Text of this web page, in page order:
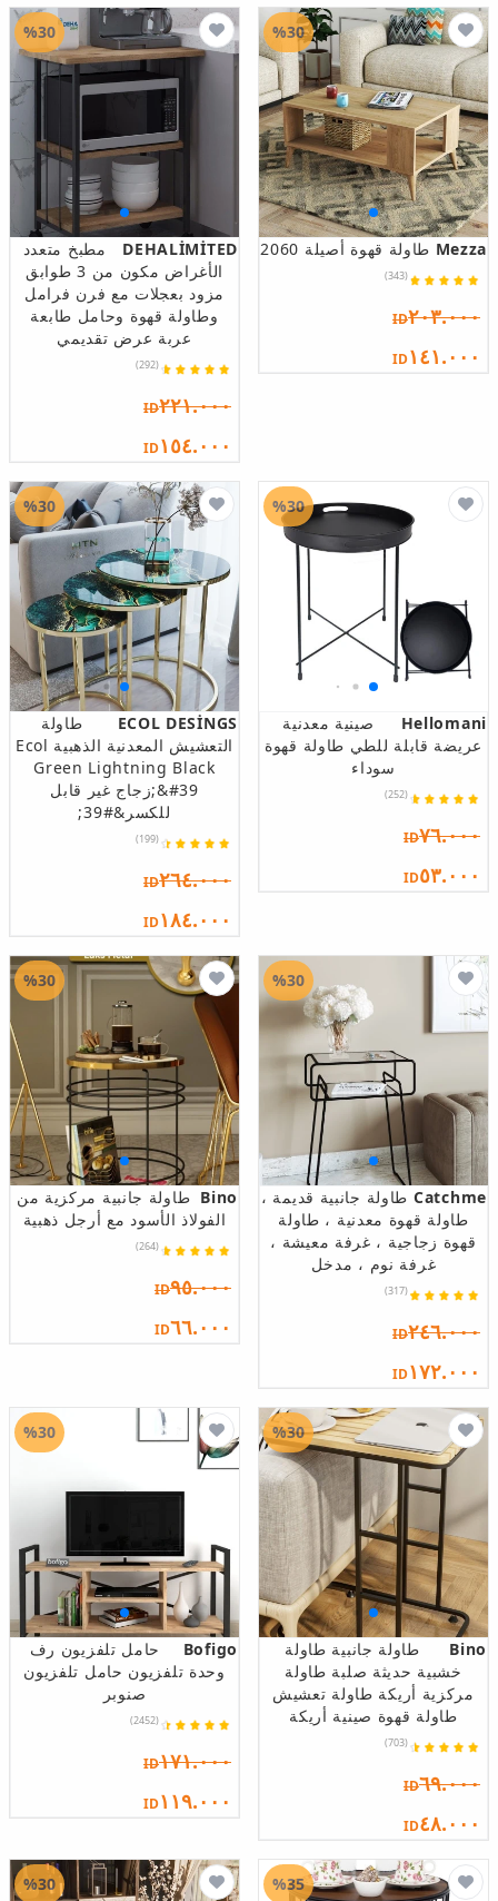
Mezza طاولة قهوة أصيلة 2060
(343)
ID٢٠٣.٠٠٠
ID١٤١.٠٠٠
%30
DEHALİMİTED
مطبخ متعدد
الأغراض مكون من 3 طوابق
مزود بعجلات مع فرن فرامل
وطاولة قهوة وحامل طابعة
عربة عرض تقديمي
(292)
ID٢٢١.٠٠٠
ID١٥٤.٠٠٠
%30
Hellomani
صينية معدنية
عريضة قابلة للطي طاولة قهوة
سوداء
(252)
ID٧٦.٠٠٠
ID٥٣.٠٠٠
%30
ECOL DESİNGS
طاولة
التعشيش المعدنية الذهبية Ecol
Green Lightning Black
&#39;زجاج غير قابل
للكسر&#39;
(199)
ID٢٦٤.٠٠٠
ID١٨٤.٠٠٠
%30
Catchme طاولة جانبية قديمة ،
طاولة قهوة معدنية ، طاولة
قهوة زجاجية ، غرفة معيشة ،
غرفة نوم ، مدخل
(317)
ID٢٤٦.٠٠٠
ID١٧٢.٠٠٠
%30
Bino طاولة جانبية مركزية من
الفولاذ الأسود مع أرجل ذهبية
(264)
ID٩٥.٠٠٠
ID٦٦.٠٠٠
%30
Bino
طاولة جانبية طاولة
خشبية حديثة صلبة طاولة
مركزية أريكة طاولة تعشيش
طاولة قهوة صينية أريكة
(703)
ID٦٩.٠٠٠
ID٤٨.٠٠٠
%30
Bofigo
حامل تلفزيون رف
وحدة تلفزيون حامل تلفزيون
صنوبر
(2452)
ID١٧١.٠٠٠
ID١١٩.٠٠٠
%30
%35
%30